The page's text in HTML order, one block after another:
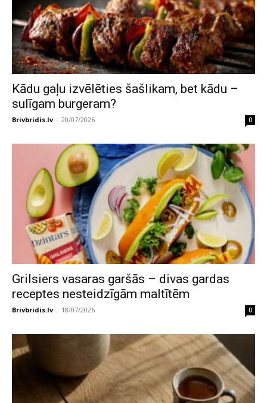
Kādu gaļu izvēlēties šašlikam, bet kādu –
sulīgam burgeram?
Brivbridis.lv - 20/07/2026 0
Grilsiers vasaras garšās – divas gardas
receptes nesteidzīgām maltītēm
Brivbridis.lv - 18/07/2026 0